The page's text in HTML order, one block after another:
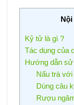
Kỷ tử là gì ?
Tác dụng của
Hướng dẫn
Nấu trà
Dùng câu
Rượu